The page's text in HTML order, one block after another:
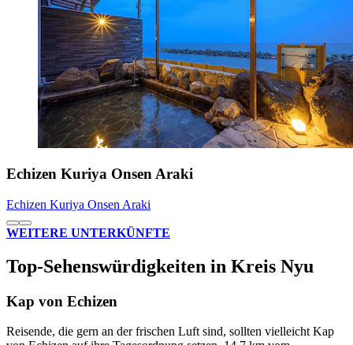
Echizen Kuriya Onsen Araki
Echizen Kuriya Onsen Araki
WEITERE UNTERKÜNFTE
Top-Sehenswürdigkeiten in Kreis Nyu
Kap von Echizen
Reisende, die gern an der frischen Luft sind, sollten vielleicht Kap